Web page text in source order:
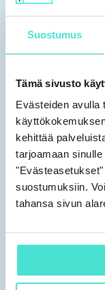
Suostumus
Tämä sivusto
Evästeiden avulla
kehittää
tarjoamaan
suostumuksiin.
tahansa sivun
KHT Miika
sisäiset
muut erät
KHT, KTM